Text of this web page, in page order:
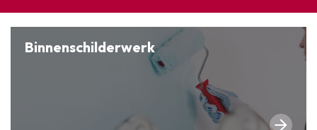
Binnenschilderwerk